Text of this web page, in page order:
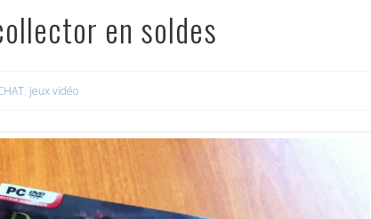
en soldes
, jeux vidéo